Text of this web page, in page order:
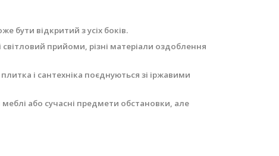
бути відкритий з усіх боків.
прийоми, різні матеріали оздоблення
і сантехніка поєднуються зі іржавими
або сучасні предмети обстановки, але